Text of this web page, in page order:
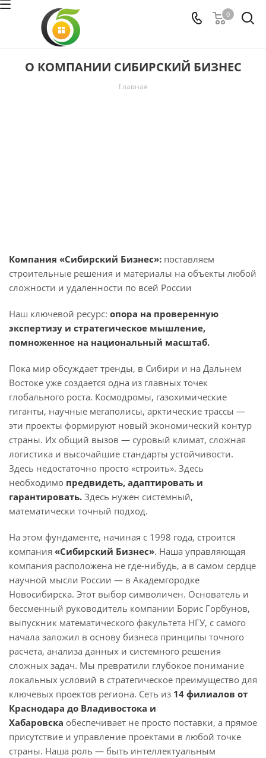
0
О КОМПАНИИ СИБИРСКИЙ БИЗНЕС
Главная
Компания «Сибирский Бизнес»: поставляем
строительные решения и материалы на объекты любой
сложности и удаленности по всей России
Наш ключевой ресурс: опора на проверенную
экспертизу и стратегическое мышление,
помноженное на национальный масштаб.
Пока мир обсуждает тренды, в Сибири и на Дальнем
Востоке уже создается одна из главных точек
глобального роста. Космодромы, газохимические
гиганты, научные мегаполисы, арктические трассы —
эти проекты формируют новый экономический контур
страны. Их общий вызов — суровый климат, сложная
логистика и высочайшие стандарты устойчивости.
Здесь недостаточно просто «строить». Здесь
необходимо предвидеть, адаптировать и
гарантировать. Здесь нужен системный,
математически точный подход.
На этом фундаменте, начиная с 1998 года, строится
компания «Сибирский Бизнес». Наша управляющая
компания расположена не где-нибудь, а в самом сердце
научной мысли России — в Академгородке
Новосибирска. Этот выбор символичен. Основатель и
бессменный руководитель компании Борис Горбунов,
выпускник математического факультета НГУ, с самого
начала заложил в основу бизнеса принципы точного
расчета, анализа данных и системного решения
сложных задач. Мы превратили глубокое понимание
локальных условий в стратегическое преимущество для
ключевых проектов региона. Сеть из 14 филиалов от
Краснодара до Владивостока и
Хабаровска обеспечивает не просто поставки, а прямое
присутствие и управление проектами в любой точке
страны. Наша роль — быть интеллектуальным